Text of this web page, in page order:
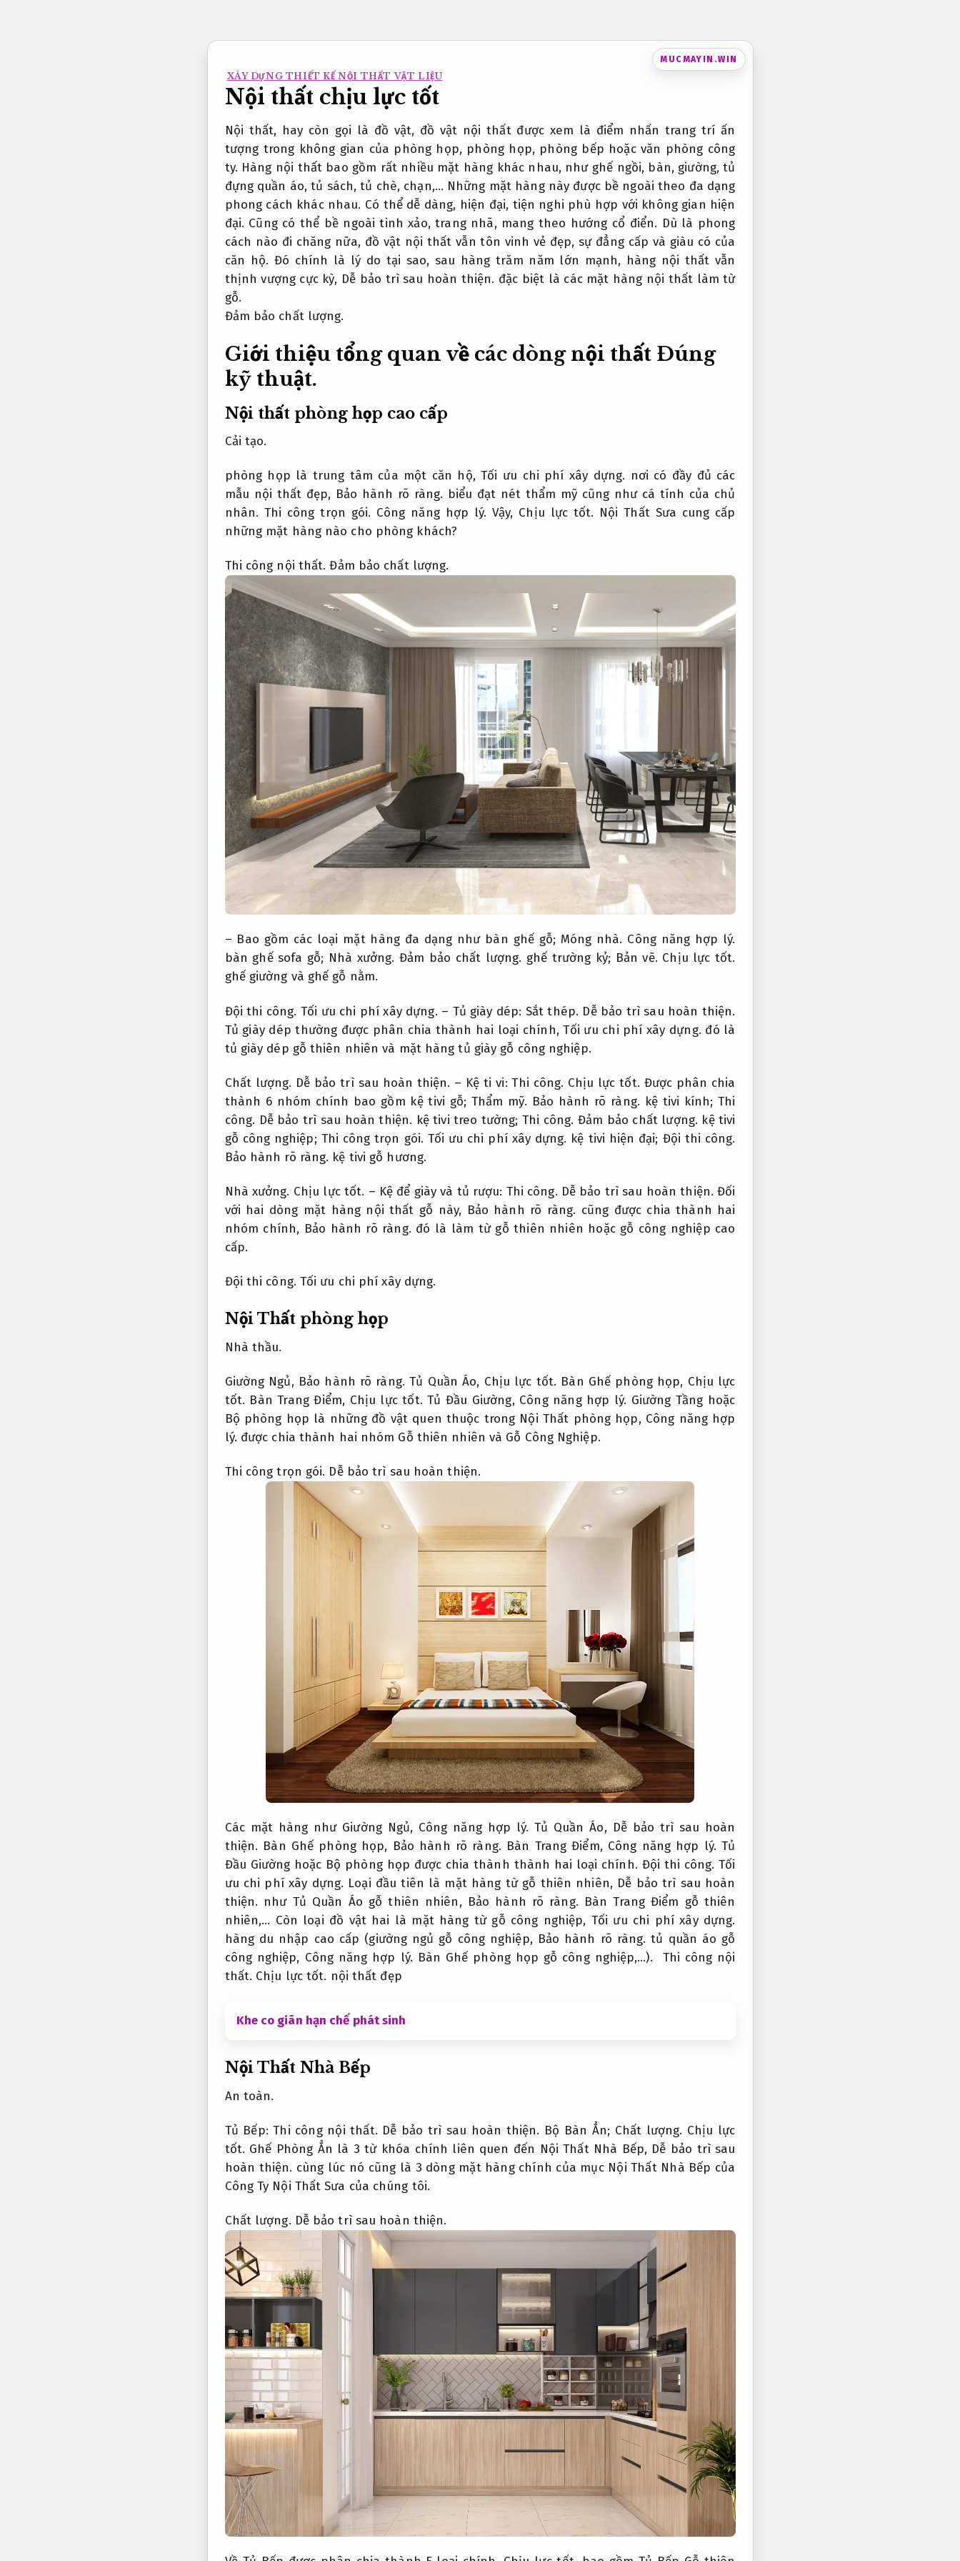
MUCMAYIN.WIN
XÂY DỰNG THIẾT KẾ NỘI THẤT VẬT LIỆU
Nội thất chịu lực tốt
Nội thất, hay còn gọi là đồ vật, đồ vật nội thất được xem là điểm nhấn trang trí ấn
tượng trong không gian của phòng họp, phòng họp, phòng bếp hoặc văn phòng công
ty. Hàng nội thất bao gồm rất nhiều mặt hàng khác nhau, như ghế ngồi, bàn, giường, tủ
đựng quần áo, tủ sách, tủ chè, chạn,… Những mặt hàng này được bề ngoài theo đa dạng
phong cách khác nhau. Có thể dễ dàng, hiện đại, tiện nghi phù hợp với không gian hiện
đại. Cũng có thể bề ngoài tinh xảo, trang nhã, mang theo hướng cổ điển. Dù là phong
cách nào đi chăng nữa, đồ vật nội thất vẫn tôn vinh vẻ đẹp, sự đẳng cấp và giàu có của
căn hộ. Đó chính là lý do tại sao, sau hàng trăm năm lớn mạnh, hàng nội thất vẫn
thịnh vượng cực kỳ, Dễ bảo trì sau hoàn thiện. đặc biệt là các mặt hàng nội thất làm từ
gỗ.
Đảm bảo chất lượng.
Giới thiệu tổng quan về các dòng nội thất Đúng
kỹ thuật.
Nội thất phòng họp cao cấp
Cải tạo.
phòng họp là trung tâm của một căn hộ,Tối ưu chi phí xây dựng. nơi có đầy đủ các
mẫu nội thất đẹp, Bảo hành rõ ràng. biểu đạt nét thẩm mỹ cũng như cá tính của chủ
nhân. Thi công trọn gói. Công năng hợp lý. Vậy, Chịu lực tốt. Nội Thất Sưa cung cấp
những mặt hàng nào cho phòng khách?
Thi công nội thất. Đảm bảo chất lượng.
– Bao gồm các loại mặt hàng đa dạng như bàn ghế gỗ; Móng nhà. Công năng hợp lý.
bàn ghế sofa gỗ; Nhà xưởng. Đảm bảo chất lượng. ghế trường kỷ; Bản vẽ. Chịu lực tốt.
ghế giường và ghế gỗ nằm.
Đội thi công. Tối ưu chi phí xây dựng. – Tủ giày dép: Sắt thép. Dễ bảo trì sau hoàn thiện.
Tủ giày dép thường được phân chia thành hai loại chính,Tối ưu chi phí xây dựng. đó là
tủ giày dép gỗ thiên nhiên và mặt hàng tủ giày gỗ công nghiệp.
Chất lượng. Dễ bảo trì sau hoàn thiện. – Kệ ti vi:Thi công. Chịu lực tốt. Được phân chia
thành 6 nhóm chính bao gồm kệ tivi gỗ; Thẩm mỹ. Bảo hành rõ ràng. kệ tivi kính;Thi
công. Dễ bảo trì sau hoàn thiện. kệ tivi treo tường;Thi công. Đảm bảo chất lượng. kệ tivi
gỗ công nghiệp; Thi công trọn gói. Tối ưu chi phí xây dựng. kệ tivi hiện đại; Đội thi công.
Bảo hành rõ ràng. kệ tivi gỗ hương.
Nhà xưởng. Chịu lực tốt. – Kệ để giày và tủ rượu: Thi công. Dễ bảo trì sau hoàn thiện. Đối
với hai dòng mặt hàng nội thất gỗ này, Bảo hành rõ ràng. cũng được chia thành hai
nhóm chính, Bảo hành rõ ràng. đó là làm từ gỗ thiên nhiên hoặc gỗ công nghiệp cao
cấp.
Đội thi công. Tối ưu chi phí xây dựng.
Nội Thất phòng họp
Nhà thầu.
Giường Ngủ, Bảo hành rõ ràng. Tủ Quần Áo, Chịu lực tốt. Bàn Ghế phòng họp, Chịu lực
tốt. Bàn Trang Điểm, Chịu lực tốt. Tủ Đầu Giường, Công năng hợp lý. Giường Tầng hoặc
Bộ phòng họp là những đồ vật quen thuộc trong Nội Thất phòng họp, Công năng hợp
lý. được chia thành hai nhóm Gỗ thiên nhiên và Gỗ Công Nghiệp.
Thi công trọn gói. Dễ bảo trì sau hoàn thiện.
Các mặt hàng như Giường Ngủ, Công năng hợp lý. Tủ Quần Áo, Dễ bảo trì sau hoàn
thiện. Bàn Ghế phòng họp, Bảo hành rõ ràng. Bàn Trang Điểm, Công năng hợp lý. Tủ
Đầu Giường hoặc Bộ phòng họp được chia thành thành hai loại chính. Đội thi công. Tối
ưu chi phí xây dựng. Loại đầu tiên là mặt hàng từ gỗ thiên nhiên, Dễ bảo trì sau hoàn
thiện. như Tủ Quần Áo gỗ thiên nhiên, Bảo hành rõ ràng. Bàn Trang Điểm gỗ thiên
nhiên,… Còn loại đồ vật hai là mặt hàng từ gỗ công nghiệp, Tối ưu chi phí xây dựng.
hàng du nhập cao cấp (giường ngủ gỗ công nghiệp, Bảo hành rõ ràng. tủ quần áo gỗ
công nghiệp, Công năng hợp lý. Bàn Ghế phòng họp gỗ công nghiệp,…). Thi công nội
thất. Chịu lực tốt. nội thất đẹp
Khe co giãn hạn chế phát sinh
Nội Thất Nhà Bếp
An toàn.
Tủ Bếp:Thi công nội thất. Dễ bảo trì sau hoàn thiện. Bộ Bàn Ẳn; Chất lượng. Chịu lực
tốt. Ghế Phòng Ẳn là 3 từ khóa chính liên quen đến Nội Thất Nhà Bếp, Dễ bảo trì sau
hoàn thiện. cùng lúc nó cũng là 3 dòng mặt hàng chính của mục Nội Thất Nhà Bếp của
Công Ty Nội Thất Sưa của chúng tôi.
Chất lượng. Dễ bảo trì sau hoàn thiện.